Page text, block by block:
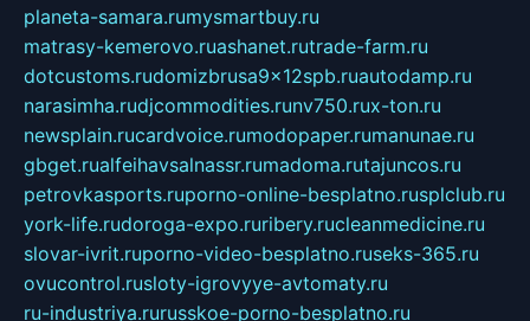
planeta-samara.rumysmartbuy.ru
matrasy-kemerovo.ruashanet.rutrade-farm.ru
dotcustoms.rudomizbrusa9x12spb.ruautodamp.ru
narasimha.rudjcommodities.runv750.rux-ton.ru
newsplain.rucardvoice.rumodopaper.rumanunae.ru
gbget.rualfeihavsalnassr.rumadoma.rutajuncos.ru
petrovkasports.ruporno-online-besplatno.rusplclub.ru
york-life.rudoroga-expo.ruribery.rucleanmedicine.ru
slovar-ivrit.ruporno-video-besplatno.ruseks-365.ru
ovucontrol.rusloty-igrovyye-avtomaty.ru
ru-industriya.rurusskoe-porno-besplatno.ru